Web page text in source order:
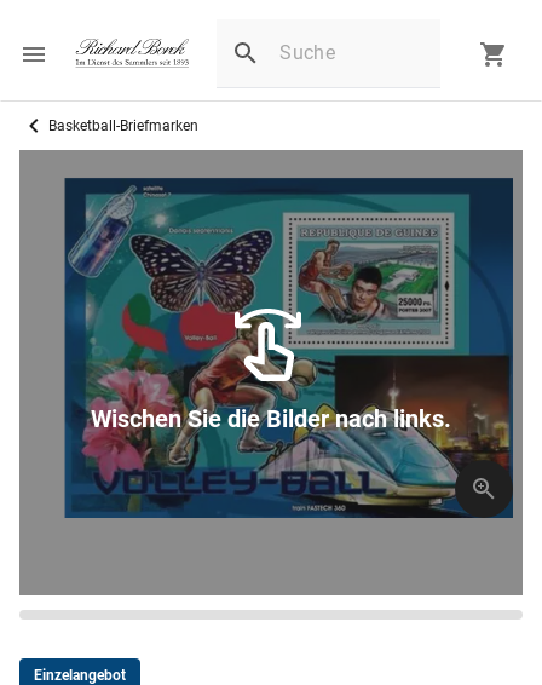
Basketball-Briefmarken
Wischen Sie die Bilder nach links.
Einzelangebot